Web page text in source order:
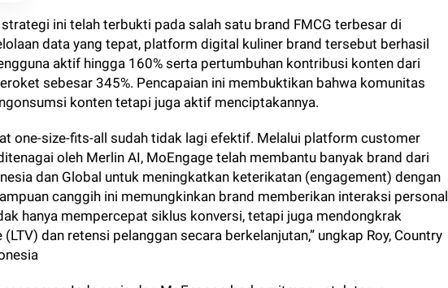
ini telah terbukti pada salah satu brand FMCG terbesar di
data yang tepat, platform digital kuliner brand tersebut berhasil
aktif hingga 160% serta pertumbuhan kontribusi konten dari
sebesar 345%. Pencapaian ini membuktikan bahwa komunitas
konten tetapi juga aktif menciptakannya.
one-size-fits-all sudah tidak lagi efektif. Melalui platform customer
oleh Merlin AI, MoEngage telah membantu banyak brand dari
dan Global untuk meningkatkan keterikatan (engagement) dengan
canggih ini memungkinkan brand memberikan interaksi personal
hanya mempercepat siklus konversi, tetapi juga mendongkrak
dan retensi pelanggan secara berkelanjutan,” ungkap Roy, Country